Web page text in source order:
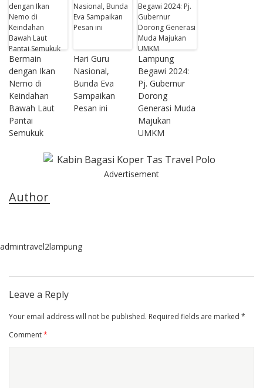
Bermain
dengan Ikan
Nemo di
Keindahan
Bawah Laut
Pantai
Semukuk
Hari Guru
Nasional,
Bunda Eva
Sampaikan
Pesan ini
Lampung
Begawi 2024:
Pj. Gubernur
Dorong
Generasi Muda
Majukan
UMKM
Advertisement
Author
admintravel2lampung
Leave a Reply
Your email address will not be published. Required fields are marked *
Comment*